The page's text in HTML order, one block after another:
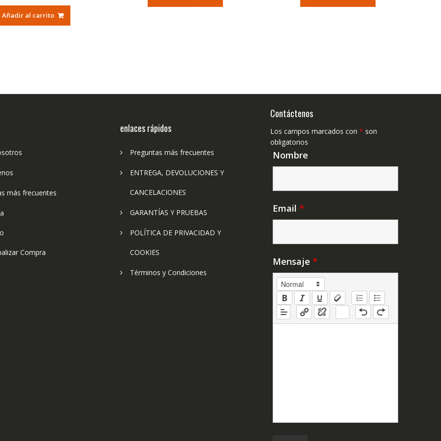
original
era:
actual
es:
Añadir al carrito
era:
es:
era:
es:
más frecuentes
Compra
enlaces rápidos
Preguntas más frecuentes
ENTREGA, DEVOLUCIONES Y
CANCELACIONES
GARANTÍAS Y PRUEBAS
POLÍTICA DE PRIVACIDAD Y
COOKIES
Términos y Condiciones
Contáctenos
Los campos marcados con * son
obligatorios
Nombre
Email *
Mensaje *